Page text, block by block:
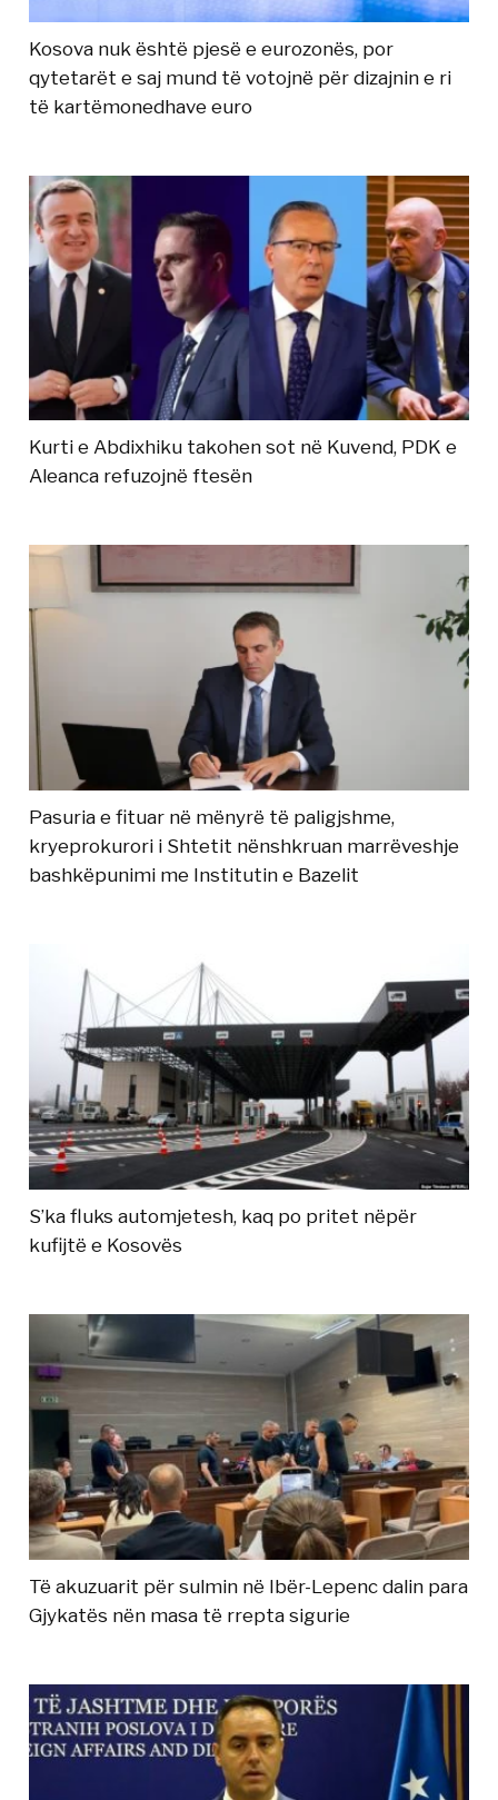
Kosova nuk është pjesë e eurozonës, por
qytetarët e saj mund të votojnë për dizajnin e ri
të kartëmonedhave euro
Kurti e Abdixhiku takohen sot në Kuvend, PDK e
Aleanca refuzojnë ftesën
Pasuria e fituar në mënyrë të paligjshme,
kryeprokurori i Shtetit nënshkruan marrëveshje
bashkëpunimi me Institutin e Bazelit
S’ka fluks automjetesh, kaq po pritet nëpër
kufijtë e Kosovës
Të akuzuarit për sulmin në Ibër-Lepenc dalin para
Gjykatës nën masa të rrepta sigurie